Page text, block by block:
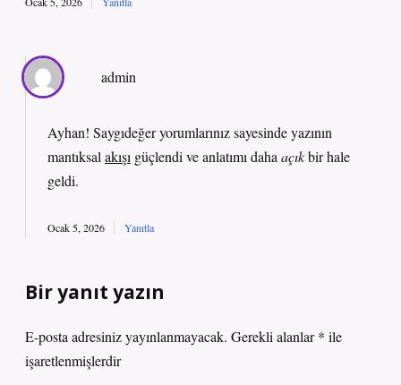
admin
Ayhan! Saygıdeğer yorumlarınız sayesinde yazının
mantıksal akışı güçlendi ve anlatımı daha açıkbir hale
geldi.
Ocak 5, 2026 Yanıtla
Bir yanıt yazın
E-posta adresiniz yayınlanmayacak. Gerekli alanlar* ile
işaretlenmişlerdir